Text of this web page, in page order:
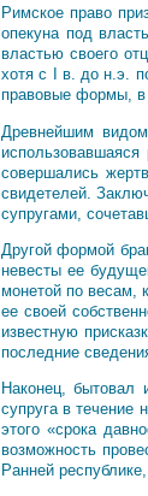
Римское право
опекуна под
властью своего
хотя с I в. до н.э.
правовые формы, в
Древнейшим
совершались
свидетелей.
супругами,
Другой формой
невесты ее
монетой по весам,
ее своей
известную
последние
Наконец, бытовал
супруга в течение
этого «срока
возможность
Ранней